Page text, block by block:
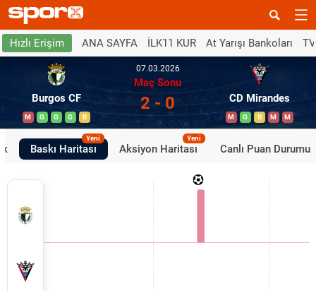
Hızlı Erişim ANA SAYFA İLK11 KUR At Yarışı Bankoları
Burgos CF
M G G G B
07.03.2026
Maç Sonu
2 - 0 CD Mirandes
M G B M M
Baskı Haritası
Yeni
Aksiyon Haritası
Yeni
Canlı Puan Durumu